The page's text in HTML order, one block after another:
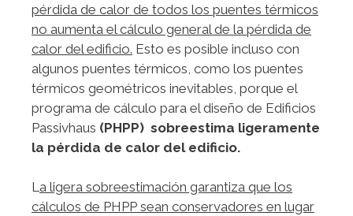
pérdida de calor de todos los puentes térmicos
no aumenta el cálculo general de la pérdida de
calor del edificio. Esto es posible incluso con
algunos puentes térmicos, como los puentes
térmicos geométricos inevitables, porque el
programa de cálculo para el diseño de Edificios
Passivhaus (PHPP) sobreestima ligeramente
la pérdida de calor del edificio.
La ligera sobreestimación garantiza que los
cálculos de PHPP sean conservadores en lugar